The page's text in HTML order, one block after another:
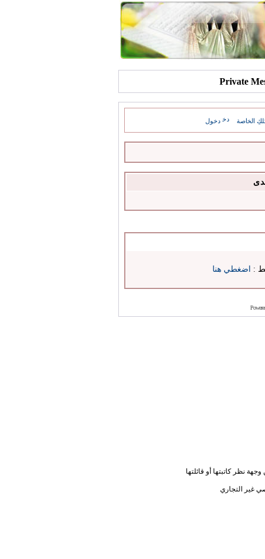
الخاصة دخول
: اضغطي هنا
نظر كاتبتها أو قائلتها
غير التجاري